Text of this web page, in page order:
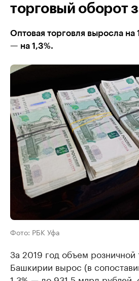
торговый оборот
Оптовая торговля выросла на
— на 1,3%.
Фото: РБК Уфа
За 2019 год объем розничной
Башкирии вырос (в